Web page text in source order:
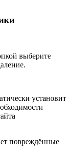
выберите
установит
повреждённые